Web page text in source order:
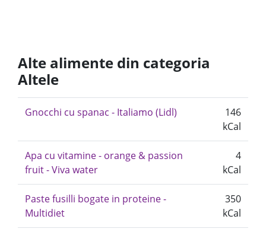
Alte alimente din categoria
Altele
Gnocchi cu spanac - Italiamo (Lidl)
146
kCal
Apa cu vitamine - orange & passion
fruit - Viva water
4
kCal
Paste fusilli bogate in proteine -
Multidiet
350
kCal